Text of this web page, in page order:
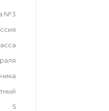
№3
5